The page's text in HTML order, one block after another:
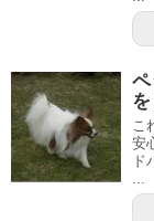
こ
安
ド
...